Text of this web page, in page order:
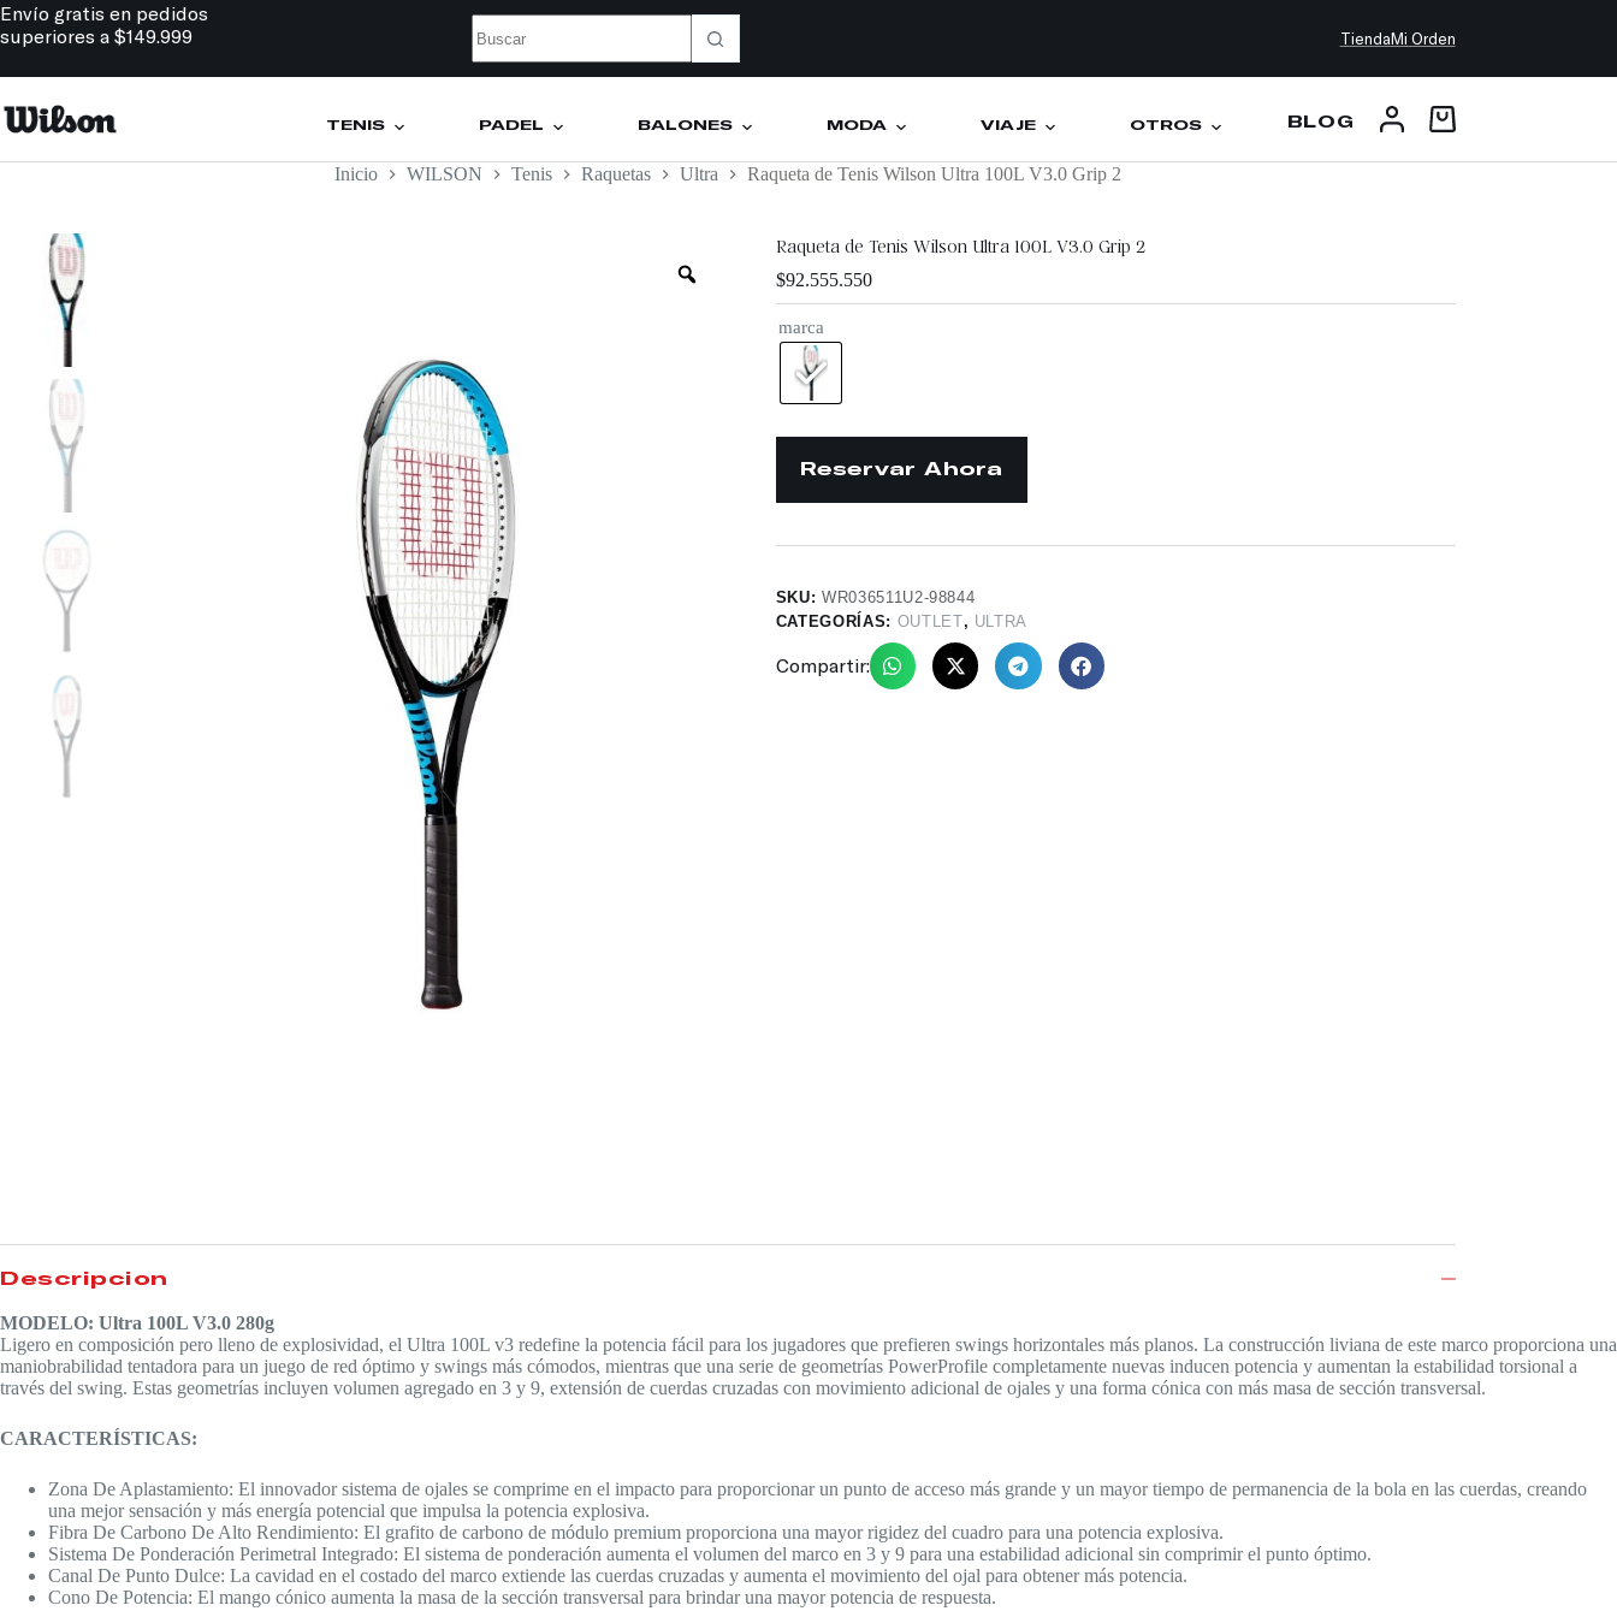
Envío gratis en pedidos
superiores a $149.999
TiendaMi Orden
TENIS PÁDEL BALONES MODA VIAJE OTROS BLOG
Inicio WILSON Tenis Raquetas Ultra Raqueta de Tenis Wilson Ultra 100L V3.0 Grip 2
Raqueta de Tenis Wilson Ultra 100L V3.0 Grip 2
$92.555.550
marca
SKU:WR036511U2-98844
CATEGORÍAS: OUTLET, ULTRA
Compartir:
Descripción
MODELO: Ultra 100L V3.0 280g
Ligero en composición pero lleno de explosividad, el Ultra 100L v3 redefine la potencia fácil para los jugadores que prefieren swings horizontales más planos. La construcción liviana de este marco proporciona una
maniobrabilidad tentadora para un juego de red óptimo y swings más cómodos, mientras que una serie de geometrías PowerProfile completamente nuevas inducen potencia y aumentan la estabilidad torsional a
través del swing. Estas geometrías incluyen volumen agregado en 3 y 9, extensión de cuerdas cruzadas con movimiento adicional de ojales y una forma cónica con más masa de sección transversal.
CARACTERÍSTICAS:
Zona De Aplastamiento: El innovador sistema de ojales se comprime en el impacto para proporcionar un punto de acceso más grande y un mayor tiempo de permanencia de la bola en las cuerdas, creando
una mejor sensación y más energía potencial que impulsa la potencia explosiva.
Fibra De Carbono De Alto Rendimiento: El grafito de carbono de módulo premium proporciona una mayor rigidez del cuadro para una potencia explosiva.
Sistema De Ponderación Perimetral Integrado: El sistema de ponderación aumenta el volumen del marco en 3 y 9 para una estabilidad adicional sin comprimir el punto óptimo.
Canal De Punto Dulce: La cavidad en el costado del marco extiende las cuerdas cruzadas y aumenta el movimiento del ojal para obtener más potencia.
Cono De Potencia: El mango cónico aumenta la masa de la sección transversal para brindar una mayor potencia de respuesta.